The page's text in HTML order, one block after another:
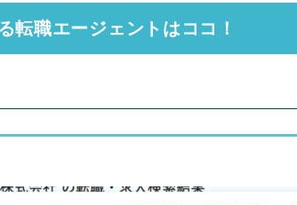
転職エージェントはココ！